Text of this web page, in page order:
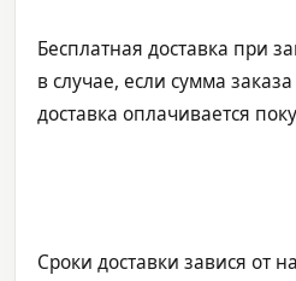
Бесплатная доставка при
в случае, если сумма
доставка оплачивается
Сроки доставки завися от